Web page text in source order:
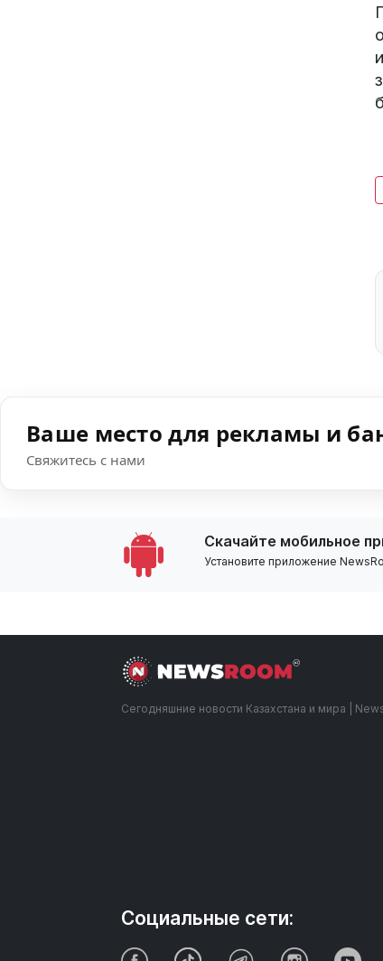
Ваше место для рекламы и
Свяжитесь с нами
Скачайте мобильное
Установите приложение
Сегодняшние новости Казахстана и мира |
Социальные сети: